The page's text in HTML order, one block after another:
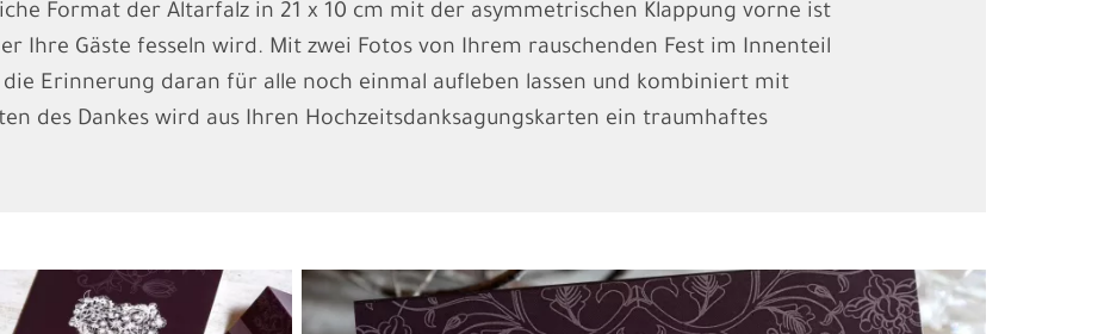
Format der Altarfalz in 21 x 10 cm mit der asymmetrischen Klappung vorne ist
Ihre Gäste fesseln wird. Mit zwei Fotos von Ihrem rauschenden Fest im Innenteil
die Erinnerung daran für alle noch einmal aufleben lassen und kombiniert mit
des Dankes wird aus Ihren Hochzeitsdanksagungskarten ein traumhaftes